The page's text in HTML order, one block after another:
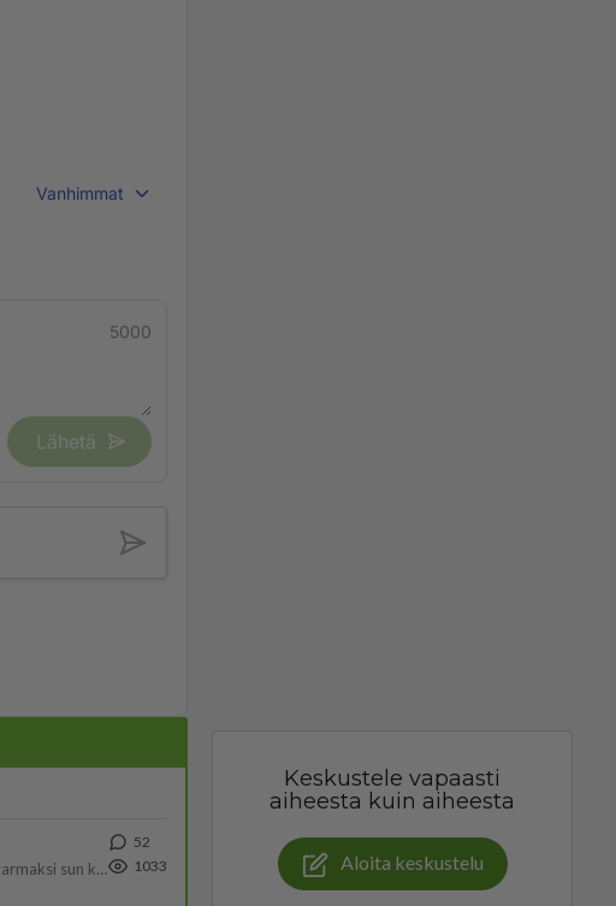
Vanhimmat
5000
Lähetä
Olen säälittävä, mitä tulee sinun kohtaamiseen. Tunnen vaan itseni todella epävarmaksi sun kanssa. Jos minun olisi pitän
52
1033
Keskustele vapaasti
aiheesta kuin aiheesta
Aloita keskustelu